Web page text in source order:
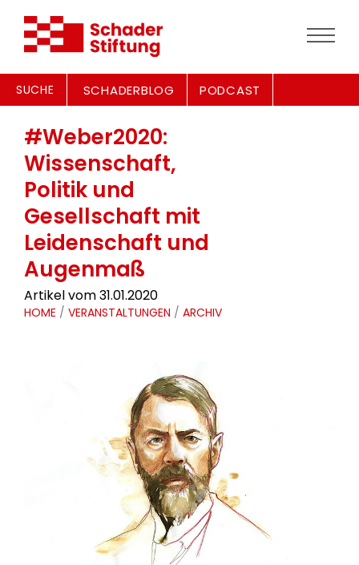
SUCHE SCHADERBLOG PODCAST
#Weber2020:
Wissenschaft,
Politik und
Gesellschaft mit
Leidenschaft und
Augenmaß
Artikel vom 31.01.2020
HOME / VERANSTALTUNGEN / ARCHIV